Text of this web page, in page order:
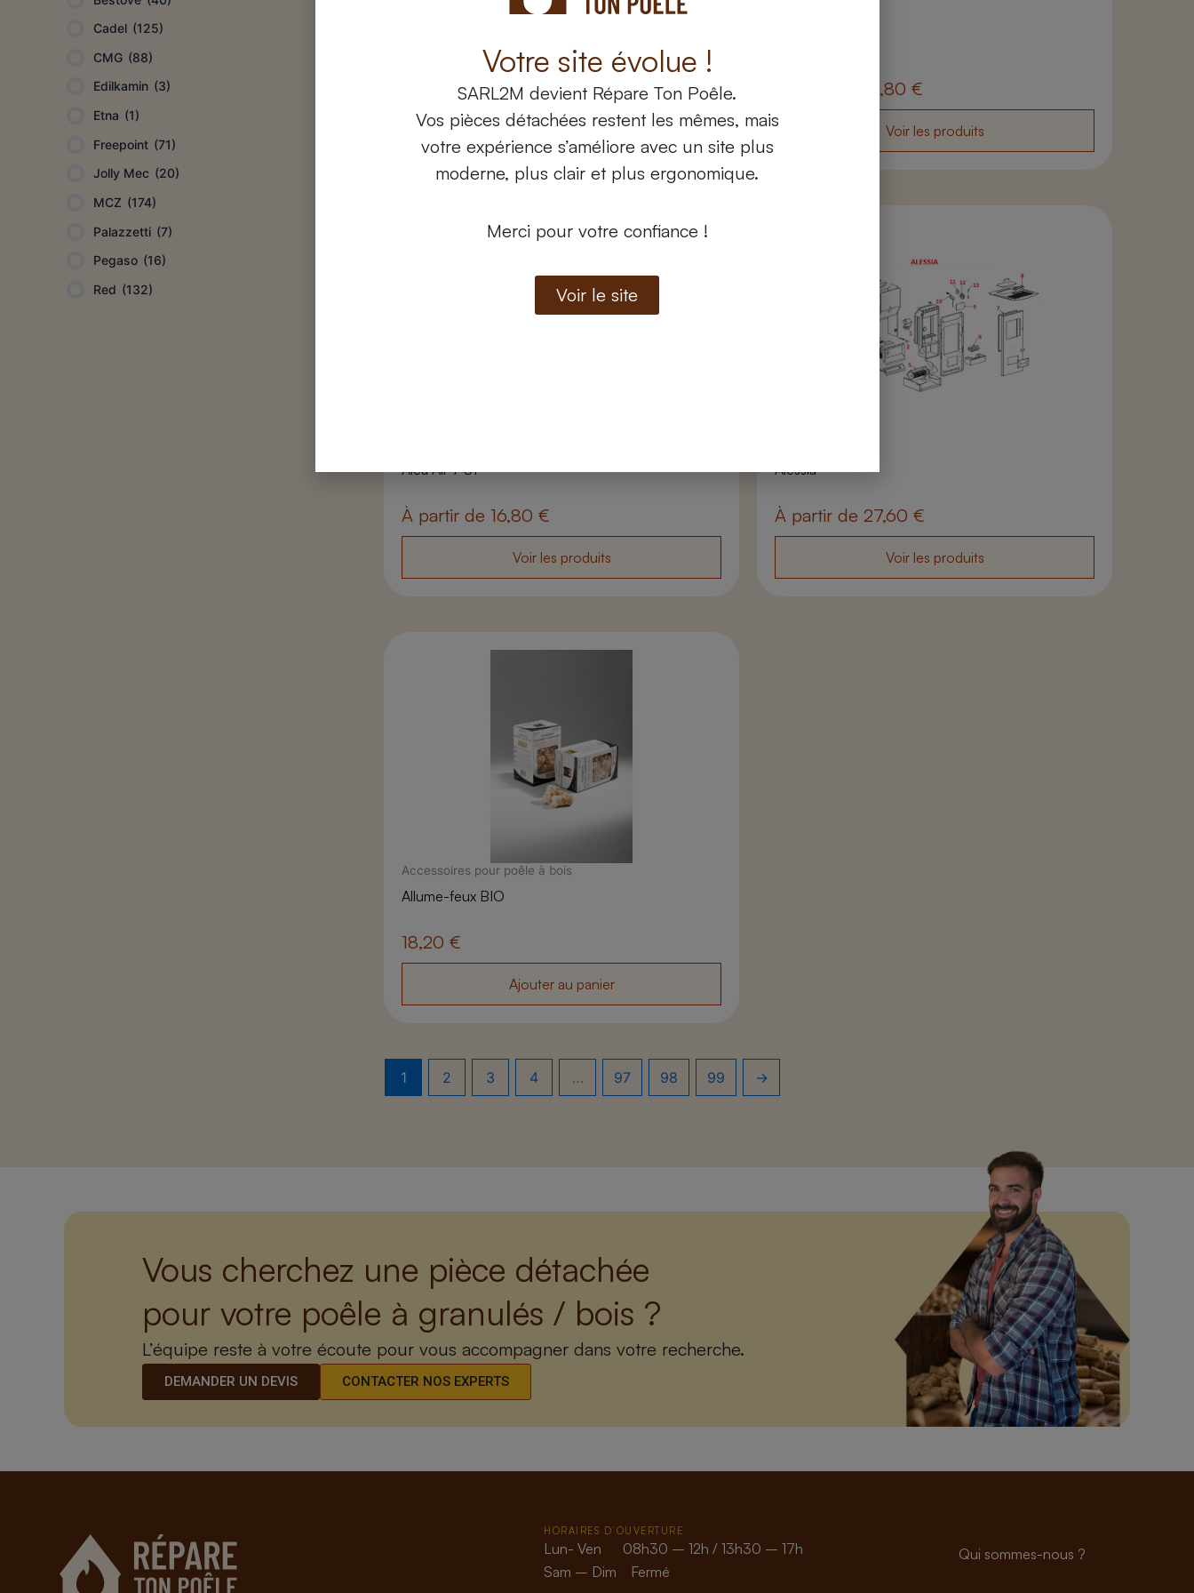
Cadel (125)
CMG (88)
Edilkamin (3)
Etna (1)
Freepoint (71)
Jolly Mec (20)
MCZ (174)
Palazzetti (7)
Pegaso (16)
Red (132)
Edilkamin (3)
Etna(1)
(71)
À partir de16,80€
Voir les produits
16,80 €
Voir les produits
Alea Air 7 S1
À partir de 16,80 €
Voir les produits
Alessia
À partir de 27,60 €
Voir les produits
Accessoires pour poêle à bois
Allume-feux BIO
18,20 €
Ajouter au panier
1 2 3 4 … 97 98 99 →
Vous cherchez une pièce détachée
pour votre poêle à granulés / bois ?
L’équipe reste à votre écoute pour vous accompagner dans votre recherche.
DEMANDER UN DEVIS CONTACTER NOS EXPERTS
HORAIRES D’OUVERTURE
Lun- Ven 08h30 – 12h / 13h30 – 17h
Sam – Dim Fermé
Qui sommes-nous ?
Votre site évolue !
SARL2M devient Répare Ton Poêle.
Vos pièces détachées restent les mêmes, mais
votre expérience s’améliore avec un site plus
moderne, plus clair et plus ergonomique.
Merci pour votre confiance !
Voir le site